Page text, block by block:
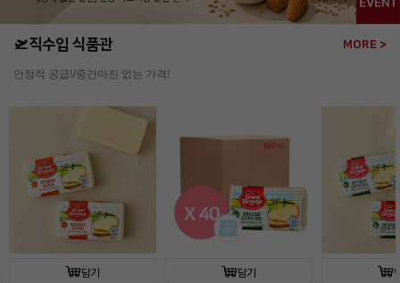
🛫직수입 식품관 MORE >
안정적 공급!/중간마진 없는 가격!
담기 담기